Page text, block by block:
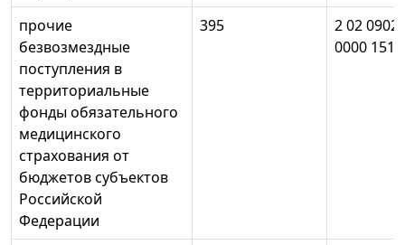
прочие
безвозмездные
поступления в
территориальные
фонды обязательного
медицинского
страхования от
бюджетов субъектов
Российской
Федерации
395
2 02
0000 151